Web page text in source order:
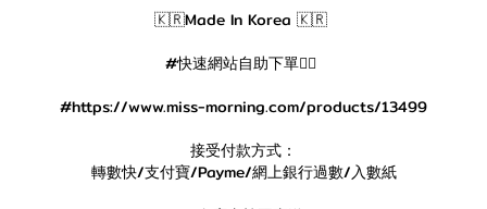
🇰🇷Made In Korea 🇰🇷
#快速網站自助下單👇🏻
#https://www.miss-morning.com/products/13499
接受付款方式：
轉數快/支付寶/Payme/網上銀行過數/入數紙